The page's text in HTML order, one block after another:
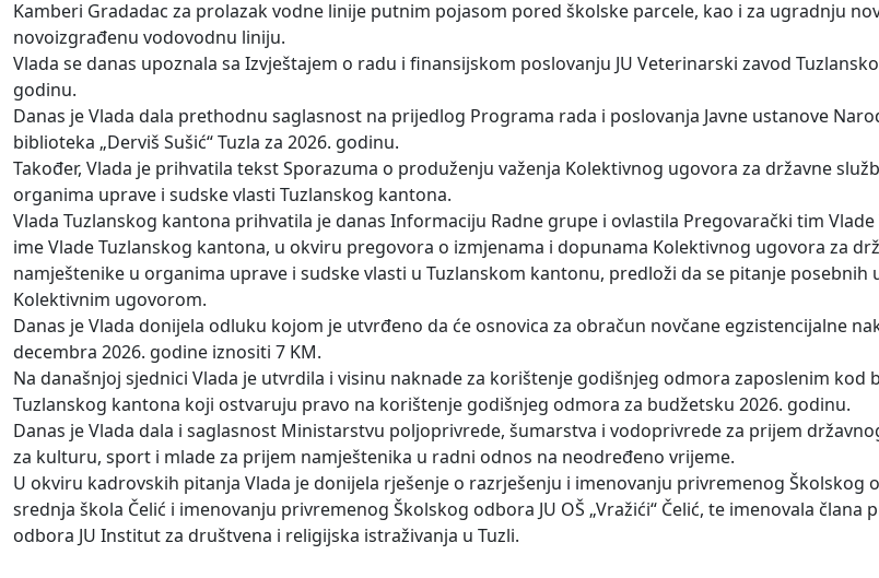
Kamberi Gradadac za prolazak vodne linije putnim pojasom pored školske parcele, kao i za ugradnju
novoizgrađenu vodovodnu liniju.
Vlada se danas upoznala sa Izvještajem o radu i finansijskom poslovanju JU Veterinarski zavod
godinu.
Danas je Vlada dala prethodnu saglasnost na prijedlog Programa rada i poslovanja Javne ustanove
biblioteka „Derviš Sušić“ Tuzla za 2026. godinu.
Također, Vlada je prihvatila tekst Sporazuma o produženju važenja Kolektivnog ugovora za državne
organima uprave i sudske vlasti Tuzlanskog kantona.
Vlada Tuzlanskog kantona prihvatila je danas Informaciju Radne grupe i ovlastila Pregovarački tim
ime Vlade Tuzlanskog kantona, u okviru pregovora o izmjenama i dopunama Kolektivnog ugovora za
namještenike u organima uprave i sudske vlasti u Tuzlanskom kantonu, predloži da se pitanje posebnih
Kolektivnim ugovorom.
Danas je Vlada donijela odluku kojom je utvrđeno da će osnovica za obračun novčane egzistencijalne
decembra 2026. godine iznositi 7 KM.
Na današnjoj sjednici Vlada je utvrdila i visinu naknade za korištenje godišnjeg odmora zaposlenim kod
Tuzlanskog kantona koji ostvaruju pravo na korištenje godišnjeg odmora za budžetsku 2026. godinu.
Danas je Vlada dala i saglasnost Ministarstvu poljoprivrede, šumarstva i vodoprivrede za prijem
za kulturu, sport i mlade za prijem namještenika u radni odnos na neodređeno vrijeme.
U okviru kadrovskih pitanja Vlada je donijela rješenje o razrješenju i imenovanju privremenog Školskog
srednja škola Čelić i imenovanju privremenog Školskog odbora JU OŠ „Vražići“ Čelić, te imenovala člana
odbora JU Institut za društvena i religijska istraživanja u Tuzli.